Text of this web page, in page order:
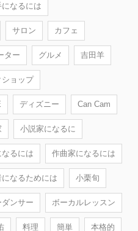
なるには
サロン カフェ
ター グルメ 吉田羊
ショップ
ディズニー Can Cam
小説家になるに
るには 作曲家になるには
になるためには 小栗旬
ンサー ボーカルレッスン
料理 簡単 本格的